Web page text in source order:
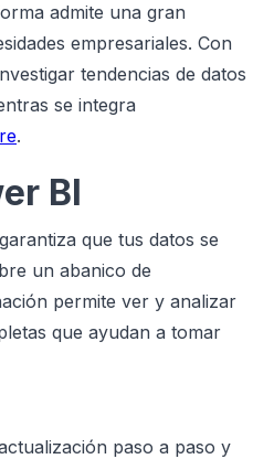
admite una gran
empresariales. Con
tendencias de datos
se integra
.
BI
que tus datos se
un abanico de
permite ver y analizar
que ayudan a tomar
paso a paso y